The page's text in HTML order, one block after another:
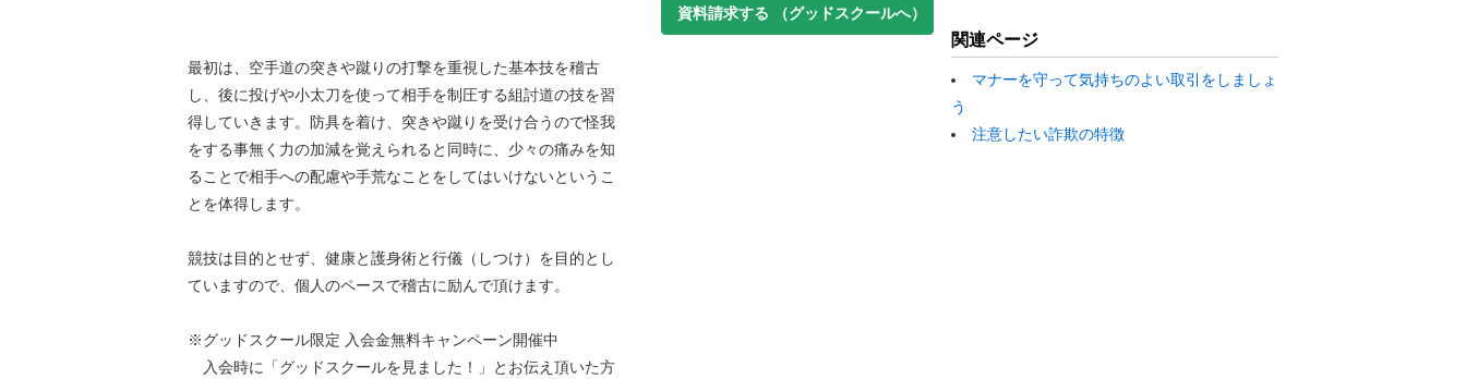
最初は、空手道の突きや蹴りの打撃を重視した基本技を稽古
し、後に投げや小太刀を使って相手を制圧する組討道の技を習
得していきます。防具を着け、突きや蹴りを受け合うので怪我
をする事無く力の加減を覚えられると同時に、少々の痛みを知
ることで相手への配慮や手荒なことをしてはいけないというこ
とを体得します。
競技は目的とせず、健康と護身術と行儀（しつけ）を目的とし
ていますので、個人のペースで稽古に励んで頂けます。
※グッドスクール限定 入会金無料キャンペーン開催中
入会時に「グッドスクールを見ました！」とお伝え頂いた方
資料請求する （グッドスクールへ）
関連ページ
マナーを守って気持ちのよい取引をしましょ
う
注意したい詐欺の特徴